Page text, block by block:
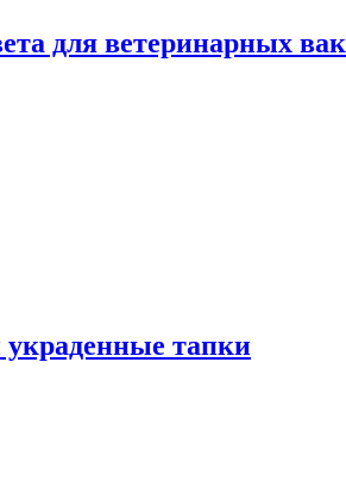
для ветеринарных
украденные тапки